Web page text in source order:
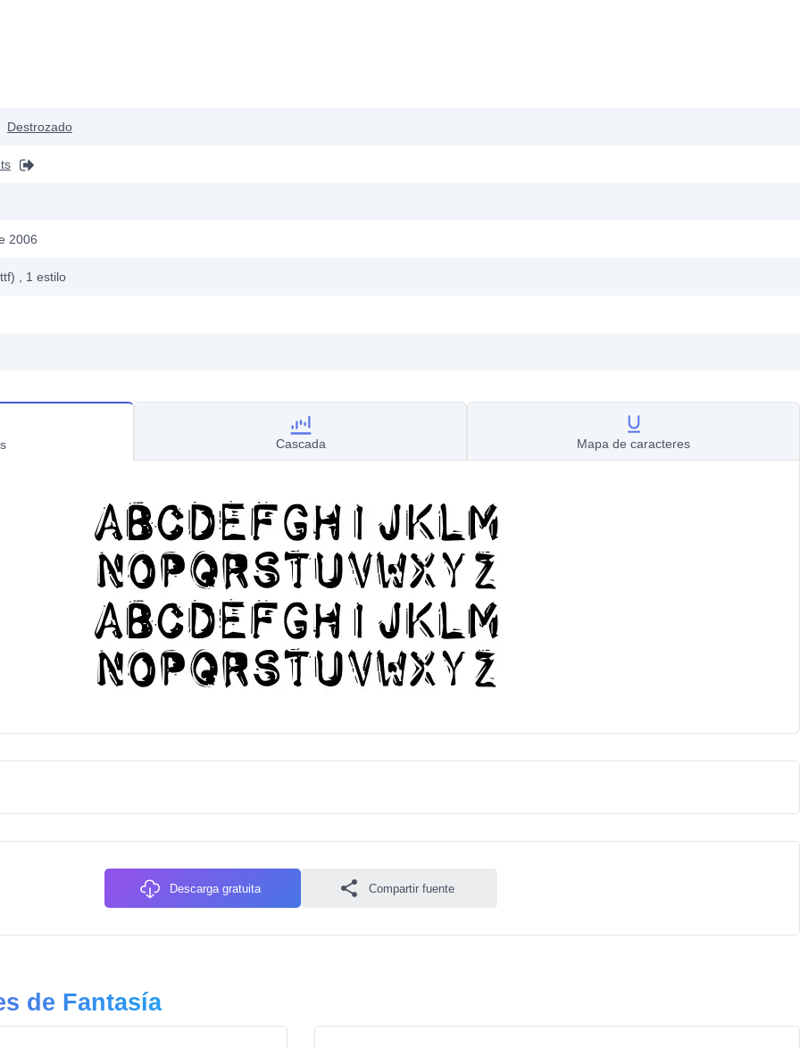
Destrozado
2006
, 1 estilo
Cascada Mapa de caracteres
Descarga gratuita Compartir fuente
de Fantasía